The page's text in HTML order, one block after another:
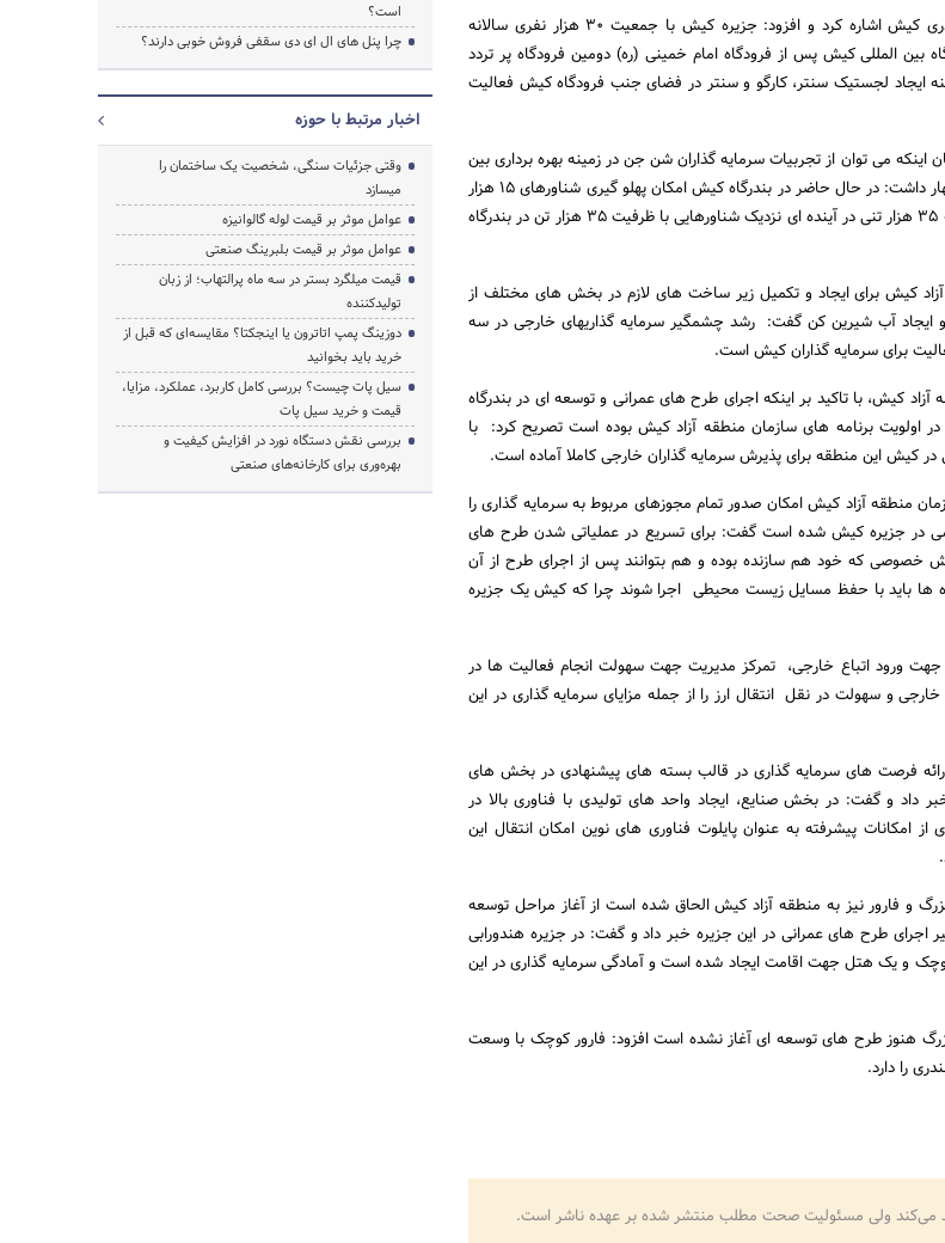
جیرفتی به امکانات پیشرفته فرودگاهی و بندری کیش اشاره کرد و افزود: جزیره کیش با جمعیت 30 هزار نفری سالانه
فرودگاه بین المللی کیش پس از فرودگاه امام خمینی (ره) دومین فرودگاه پر تردد
ایجاد لجستیک سنتر، کارگو و سنتر در فضای جنب فرودگاه کیش فعالیت
می توان از تجربیات سرمایه گذاران شن جن در زمینه بهره برداری بین
المللی در بندرگاه تجاری کیش بهره مند شد اظهار داشت: در حال حاضر در بندرگاه کیش امکان پهلو گیری شناورهای 15 هزار
تن فراهم شده است که با بهره برداری از اسکله 35 هزار تنی در آینده ای نزدیک شناورهایی با ظرفیت 35 هزار تن در بندرگاه
کیش برای ایجاد و تکمیل زیر ساخت های لازم در بخش های مختلف از
ایجاد آب شیرین کن گفت: رشد چشمگیر سرمایه گذاریهای خارجی در سه
برای سرمایه گذاران کیش است.
کیش، با تاکید بر اینکه اجرای طرح های عمرانی و توسعه ای در بندرگاه
اولویت برنامه های سازمان منطقه آزاد کیش بوده است تصریح کرد: با
کیش این منطقه برای پذیرش سرمایه گذاران خارجی کاملا آماده است.
منطقه آزاد کیش امکان صدور تمام مجوزهای مربوط به سرمایه گذاری را
در جزیره کیش شده است گفت: برای تسریع در عملیاتی شدن طرح های
خصوصی که خود هم سازنده بوده و هم بتوانند پس از اجرای طرح از آن
ها باید با حفظ مسایل زیست محیطی اجرا شوند چرا که کیش یک جزیره
به روادید جهت ورود اتباع خارجی، تمرکز مدیریت جهت سهولت انجام فعالیت ها در
با 100 در صد سهام خارجی و سهولت در نقل انتقال ارز را از جمله مزایای سرمایه گذاری در این
فرصت های سرمایه گذاری در قالب بسته های پیشنهادی در بخش های
داد و گفت: در بخش صنایع، ایجاد واحد های تولیدی با فناوری بالا در
امکانات پیشرفته به عنوان پایلوت فناوری های نوین امکان انتقال این
بزرگ و فارور نیز به منطقه آزاد کیش الحاق شده است از آغاز مراحل توسعه
طرح های عمرانی در این جزیره خبر داد و گفت: در جزیره هندورابی
و یک هتل جهت اقامت ایجاد شده است و آمادگی سرمایه گذاری در این
بزرگ هنوز طرح های توسعه ای آغاز نشده است افزود: فارور کوچک با وسعت
می‌کند ولی مسئولیت صحت مطلب منتشر شده بر عهده ناشر است.
است؟
چرا پنل های ال ای دی سقفی فروش خوبی دارند؟
اخبار مرتبط با حوزه
وقتی جزئیات سنگی، شخصیت یک ساختمان را
میسازد
عوامل موثر بر قیمت لوله گالوانیزه
عوامل موثر بر قیمت بلبرینگ صنعتی
قیمت میلگرد بستر در سه ماه پرالتهاب؛ از زبان
تولیدکننده
دوزینگ پمپ اتاترون یا اینجکتا؟ مقایسه‌ای که قبل از
خرید باید بخوانید
سیل پات چیست؟ بررسی کامل کاربرد، عملکرد، مزایا،
قیمت و خرید سیل پات
بررسی نقش دستگاه نورد در افزایش کیفیت و
بهره‌وری برای کارخانه‌های صنعتی